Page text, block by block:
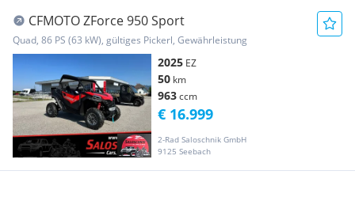
CFMOTO ZForce 950 Sport
Quad, 86 PS (63 kW), gültiges Pickerl, Gewährleistung
2025 EZ
50 km
963ccm
2-Rad Saloschnik GmbH
9125 Seebach
€ 16.999